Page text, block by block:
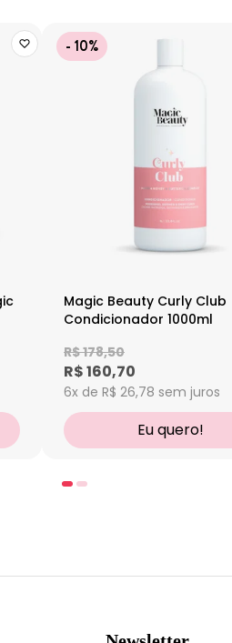
Magic Beauty Curly Club
Condicionador 1000ml
R$ 178,50
R$ 160,70
6x de R$ 26,78 sem juros
Eu quero!
- 10%